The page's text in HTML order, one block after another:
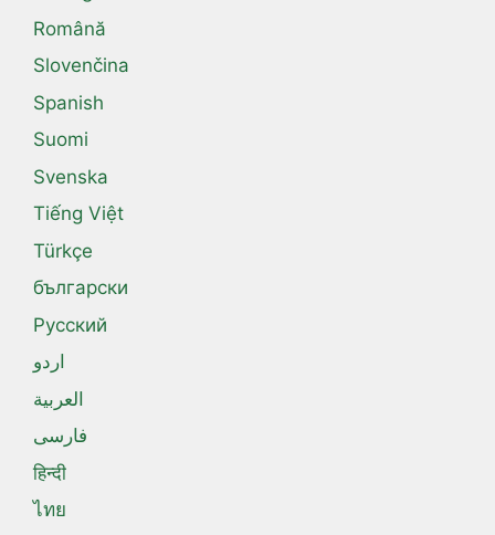
Română
Slovenčina
Spanish
Suomi
Svenska
Tiếng Việt
Türkçe
български
Русский
اردو
العربية
فارسی
हिन्दी
ไทย